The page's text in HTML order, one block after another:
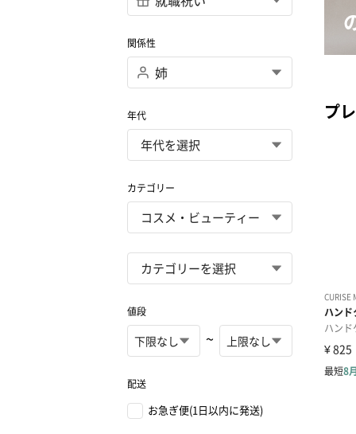
関係性
年代
カテゴリー
値段
~
配送
お急ぎ便(1日以内に発送)
プ